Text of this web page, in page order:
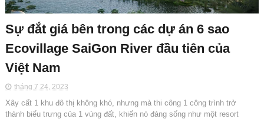
Sự đắt giá bên trong các dự án 6 sao
Ecovillage SaiGon River đầu tiên của
Việt Nam
tháng 7 24, 2023
Xây cất 1 khu đô thị không khó, nhưng mà thi công 1 công trình trở
thành biểu trưng của 1 vùng đất, khiến nó đáng sống như một resort